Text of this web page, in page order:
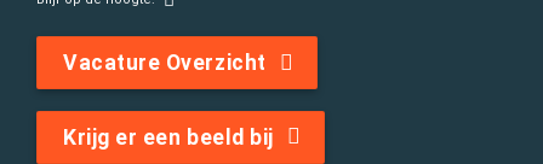
Vacature Overzicht
Krijg er een beeld bij